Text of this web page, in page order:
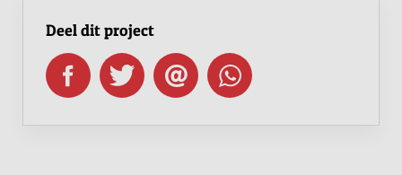
Deel dit project